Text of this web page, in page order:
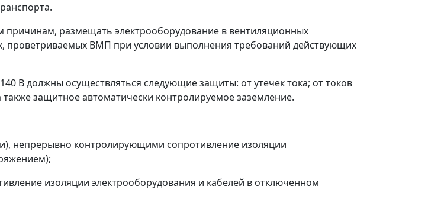
причинам, размещать электрооборудование в вентиляционных
проветриваемых ВМП при условии выполнения требований действующих
В должны осуществляться следующие защиты: от утечек тока; от токов
защитное автоматически контролируемое заземление.
непрерывно контролирующими сопротивление изоляции
изоляции электрооборудования и кабелей в отключенном